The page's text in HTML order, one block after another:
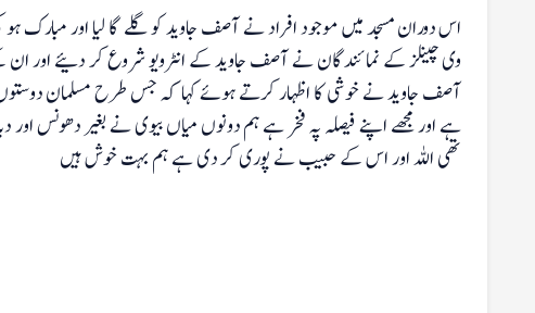
اس دوران مسجد میں موجود افراد نے آصف جاوید کو گلے گا لیا اور مبارک
وی چینلز کے نمائندگان نے آصف جاوید کے انٹرویو شروع کر دئیے اور ان
آصف جاوید نے خوشی کا اظہار کرتے ہوئے کہا کہ جس طرح مسلمان دوستوں
ہے اور مجھے اپنے فیصلہ پہ فخر ہے ہم دونوں میاں بیوی نے بغیر دھونس
تھی اللہ اور اس کے حبیب نے پوری کر دی ہے ہم بہت خوش ہیں